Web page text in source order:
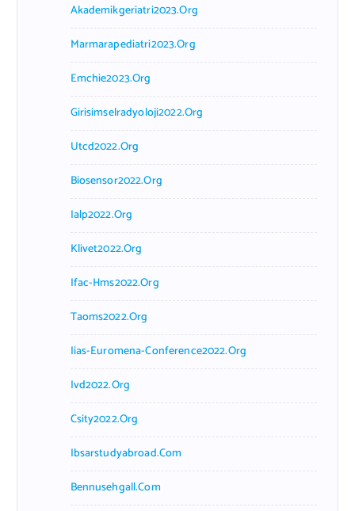
Akademikgeriatri2023.org
Marmarapediatri2023.org
Emchie2023.org
Girisimselradyoloji2022.org
Utcd2022.org
Biosensor2022.org
Ialp2022.org
Klivet2022.org
Ifac-Hms2022.org
Taoms2022.org
Iias-Euromena-Conference2022.org
Ivd2022.org
Csity2022.org
Ibsarstudyabroad.com
Bennusehgall.com